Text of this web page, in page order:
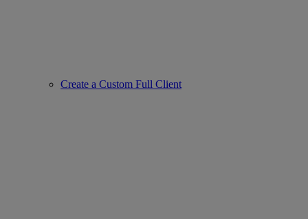
Create a Custom Full Client